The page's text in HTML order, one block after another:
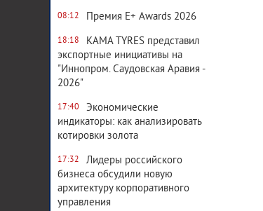
08:12 Премия E+ Awards 2026
18:18
KAMA TYRES представил
экспортные инициативы на
"Иннопром. Саудовская Аравия -
2026"
17:40
Экономические
индикаторы: как анализировать
котировки золота
17:32
Лидеры российского
бизнеса обсудили новую
архитектуру корпоративного
управления